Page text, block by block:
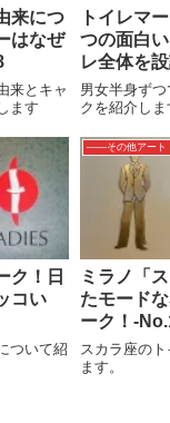
来につ
はなぜ
来とキャ
ます
トイレマ
つの面白
レ全体を
No.074
男女半身ず
クを紹介しま
ク！日
コい
ついて紹
――その他アート
ミラノ「
たモード
ーク！-
スカラ座の
ます。